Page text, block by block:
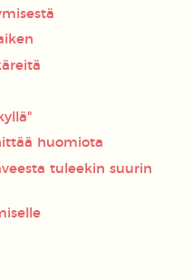
huomiota
tuleekin suurin